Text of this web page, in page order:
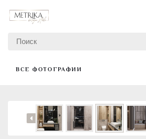
ВСЕ ФОТОГРАФИИ